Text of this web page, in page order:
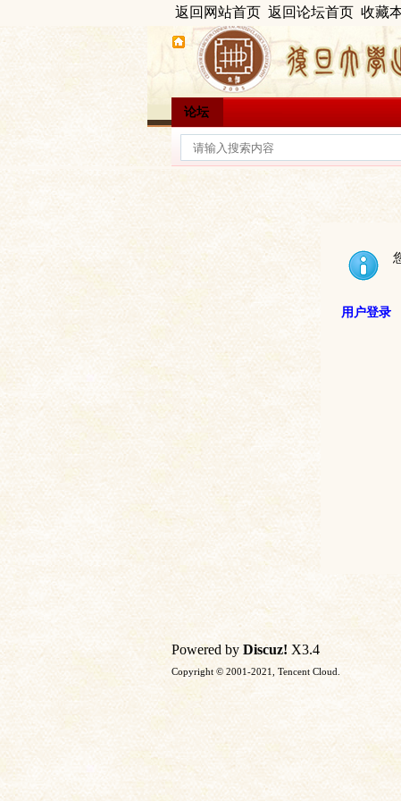
返回网站首页 返回论坛首页 收藏
论坛
用户登录
Powered by Discuz! X3.4
Copyright © 2001-2021, Tencent Cloud.